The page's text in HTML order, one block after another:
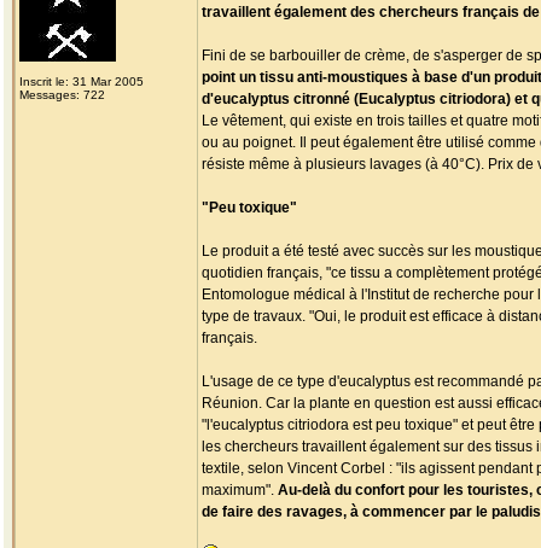
Inscrit le: 31 Mar 2005
Messages: 722
travaillent également des chercheurs français
Fini de se barbouiller de crème, de s'asperger de
point un tissu anti-moustiques à base d'un
d'eucalyptus citronné (Eucalyptus citriodora) et
Le vêtement, qui existe en trois tailles et quatre
ou au poignet. Il peut également être utilisé
résiste même à plusieurs lavages (à 40°C). Prix
"Peu toxique"
Le produit a été testé avec succès sur les
quotidien français, "ce tissu a complètement
Entomologue médical à l'Institut de recherche
type de travaux. "Oui, le produit est efficace à
français.
L'usage de ce type d'eucalyptus est recommandé
Réunion. Car la plante en question est aussi
"l'eucalyptus citriodora est peu toxique" et peut
les chercheurs travaillent également sur des
textile, selon Vincent Corbel : "ils agissent
maximum". Au-delà du confort pour les touristes,
de faire des ravages, à commencer par le